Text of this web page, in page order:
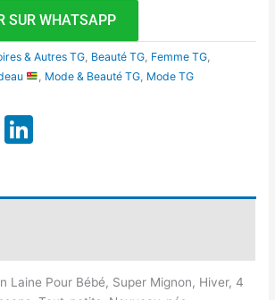
SUR WHATSAPP
& Autres TG Beauté TG Femme TG
Mode & Beauté TG Mode TG
WhatsApp
Laine Pour Bébé, Super Mignon, Hiver, 4